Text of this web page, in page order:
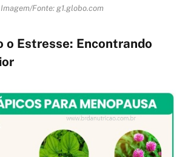
Imagem/Fonte: g1.globo.com
o Estresse: Encontrando